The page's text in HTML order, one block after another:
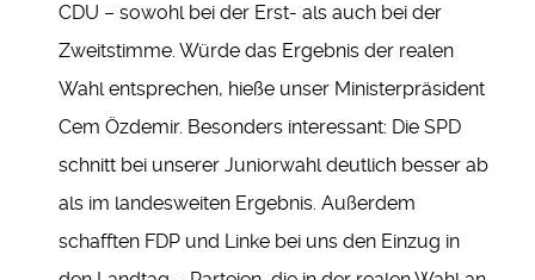
CDU – sowohl bei der Erst- als auch bei der
Zweitstimme. Würde das Ergebnis der realen
Wahl entsprechen, hieße unser Ministerpräsident
Cem Özdemir. Besonders interessant: Die SPD
schnitt bei unserer Juniorwahl deutlich besser ab
als im landesweiten Ergebnis. Außerdem
schafften FDP und Linke bei uns den Einzug in